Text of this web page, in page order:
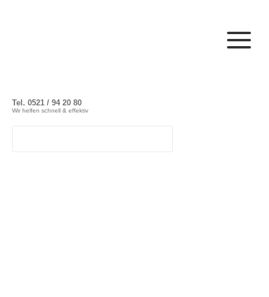
Tel. 0521 / 94 20 80
Wir helfen schnell & effektiv